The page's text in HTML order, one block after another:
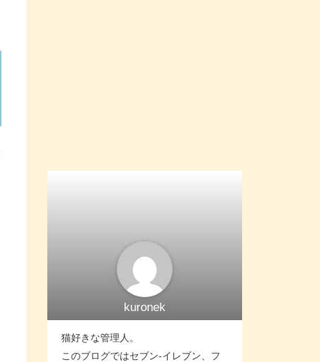
kuronek
猫好きな管理人。
このブログではセブン-イレブン、フ